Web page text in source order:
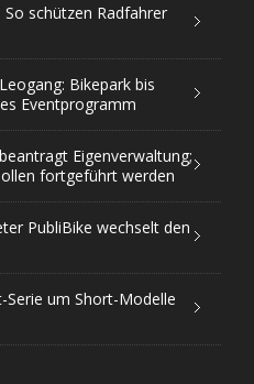
schützen Radfahrer
Bikepark bis
Eventprogramm
Eigenverwaltung;
fortgeführt werden
PubliBike wechselt den
um Short-Modelle